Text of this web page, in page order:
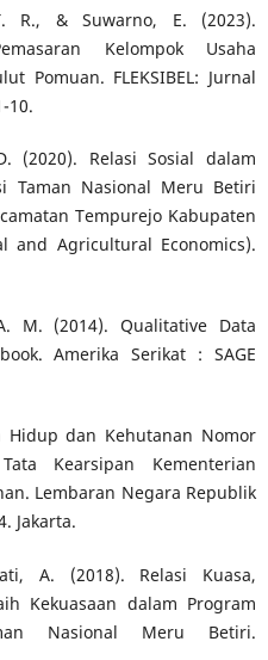
R., & Suwarno, E. (2023).
Kelompok Usaha
Pomuan. FLEKSIBEL: Jurnal
10.
(2020). Relasi Sosial dalam
Taman Nasional Meru Betiri
Tempurejo Kabupaten
and Agricultural Economics).
M. (2014). Qualitative Data
Amerika Serikat : SAGE
dan Kehutanan Nomor
Kearsipan Kementerian
Lembaran Negara Republik
Jakarta.
A. (2018). Relasi Kuasa,
Kekuasaan dalam Program
Nasional Meru Betiri.